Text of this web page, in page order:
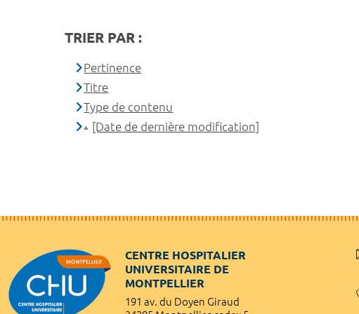
TRIER PAR :
Pertinence
Titre
Type de contenu
[Date de dernière modification]
CENTRE HOSPITALIER
UNIVERSITAIRE DE
MONTPELLIER
191 av. du Doyen Giraud